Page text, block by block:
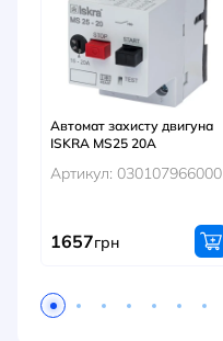
Автомат захисту двигуна
ISKRA MS25 20A
Артикул: 030107966000
1657грн